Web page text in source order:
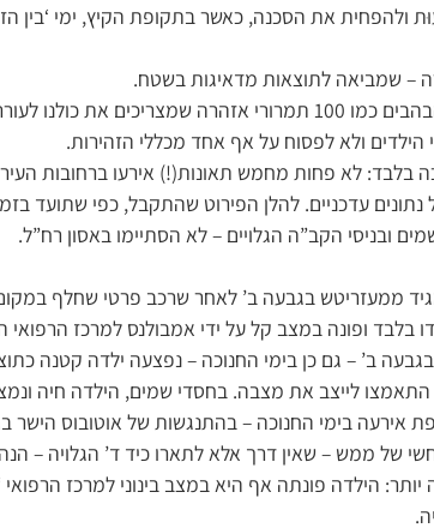
ולהפחית את הסכנה, כאשר בתקופת הקיץ, ימי ‘בין
– שמביאה לתוצאות מדאיגות בשטח.
על הנתונים קשה להתווכח – והם מהבהבים כמו 100 תמרורי אזהרה
הילדים ולא לפסוח על אף אחד מכללי הזהירות.
בלבד: לא פחות מחמש תאונות(!) אירעו ברחובות
עדכניים. להלן הפירוט שהתקבל, כפי שתועד
ובניסי הקב”ה הגלויים – לא הסתיימו באסון רח”ל.
ממעזריטש בגבעה ב’ לאחר שרכב פרטי שחלף
בלבד ופונה במצב קל על ידי אמבולנס למרכז הרפואי
ב’ – גם כן בימי החנוכה – נפצעה ילדה קטנה
התאמצו לייצב את מצבה. בחסדי שמים, הילדה חיה
אירעה בימי החנוכה – בהתנגשות של אוטובוס הישר
של ממש – שאין דרך אלא לתארו כיד ד’ הגלויה –
הילדה פונתה אף היא במצב בינוני למרכז